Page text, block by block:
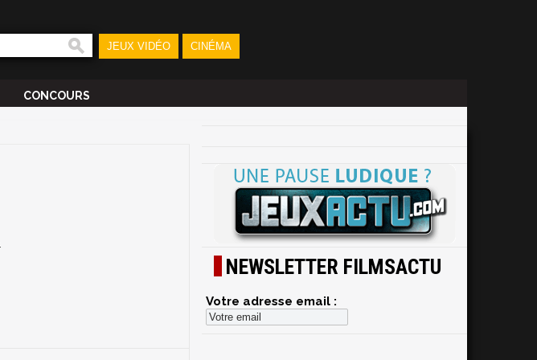
JEUX VIDÉO CINÉMA
CONCOURS
NEWSLETTER FILMSACTU
Votre adresse email :